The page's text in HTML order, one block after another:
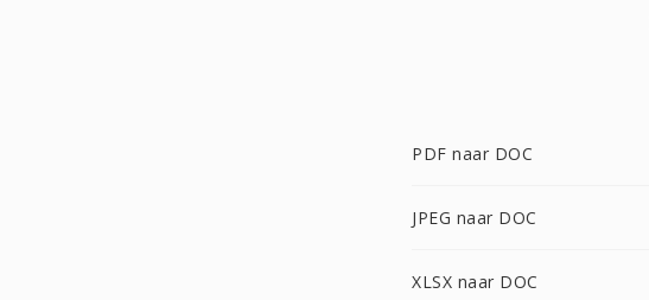
PDF naar DOC
JPEG naar DOC
XLSX naar DOC